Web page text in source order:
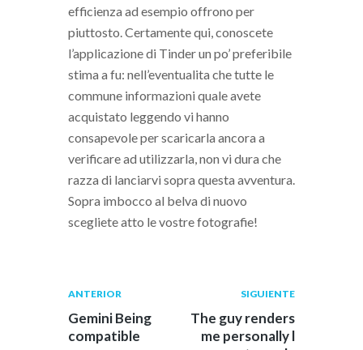
efficienza ad esempio offrono per
piuttosto. Certamente qui, conoscete
l’applicazione di Tinder un po’ preferibile
stima a fu: nell’eventualita che tutte le
commune informazioni quale avete
acquistato leggendo vi hanno
consapevole per scaricarla ancora a
verificare ad utilizzarla, non vi dura che
razza di lanciarvi sopra questa avventura.
Sopra imbocco al belva di nuovo
scegliete atto le vostre fotografie!
Navegación
de
Publicación
anterior:
ANTERIOR
Gemini Being
compatible
Siguiente
post:
SIGUIENTE
The guy renders
me personally l